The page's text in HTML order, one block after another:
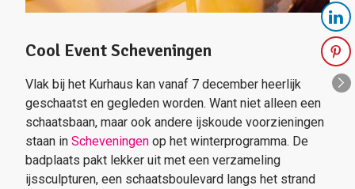
Cool Event Scheveningen
Vlak bij het Kurhaus kan vanaf 7 december heerlijk
geschaatst en gegleden worden. Want niet alleen een
schaatsbaan, maar ook andere ijskoude voorzieningen
staan in Scheveningen op het winterprogramma. De
badplaats pakt lekker uit met een verzameling
ijssculpturen, een schaatsboulevard langs het strand